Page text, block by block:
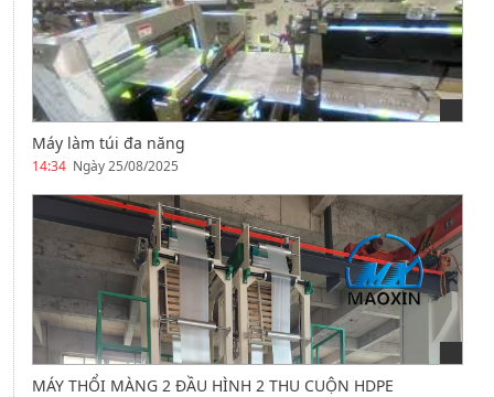
Máy làm túi đa năng
14:34 Ngày 25/08/2025
MÁY THỔI MÀNG 2 ĐẦU HÌNH 2 THU CUỘN HDPE